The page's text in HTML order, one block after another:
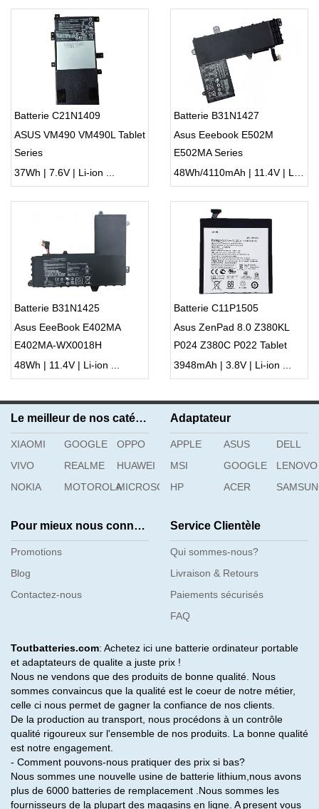
Batterie C21N1409
ASUS VM490 VM490L Tablet
Series
37Wh | 7.6V | Li-ion ...
Batterie B31N1427
Asus Eeebook E502M
E502MA Series
48Wh/4110mAh | 11.4V | Li-ion ...
Batterie B31N1425
Asus EeeBook E402MA
E402MA-WX0018H
E402MA-WX0002T
48Wh | 11.4V | Li-ion ...
Batterie C11P1505
Asus ZenPad 8.0 Z380KL
P024 Z380C P022 Tablet
3948mAh | 3.8V | Li-ion ...
Le meilleur de nos catégories
XIAOMI GOOGLE
OPPO
VIVO
REALME
HUAWEI
NOKIA
MOTOROLAMICROSOFT
Adaptateur
APPLE ASUS
DELL
MSI
GOOGLE
LENOVO
HP
ACER
Pour mieux nous connaître
Promotions
Blog
Contactez-nous
Service Clientèle
Qui sommes-nous?
Livraison & Retours
Paiements sécurisés
FAQ
Toutbatteries.com: Achetez ici une batterie ordinateur portable
et adaptateurs de qualite a juste prix !
Nous ne vendons que des produits de bonne qualité. Nous
sommes convaincus que la qualité est le coeur de notre métier,
celle ci nous permet de gagner la confiance de nos clients.
De la production au transport, nous procédons à un contrôle
qualité rigoureux sur l'ensemble de nos produits. La bonne qualité
est notre engagement.
- Comment pouvons-nous pratiquer des prix si bas?
Nous sommes une nouvelle usine de batterie lithium,nous avons
plus de 6000 batteries de remplacement .Nous sommes les
fournisseurs de la plupart des magasins en ligne. A present vous